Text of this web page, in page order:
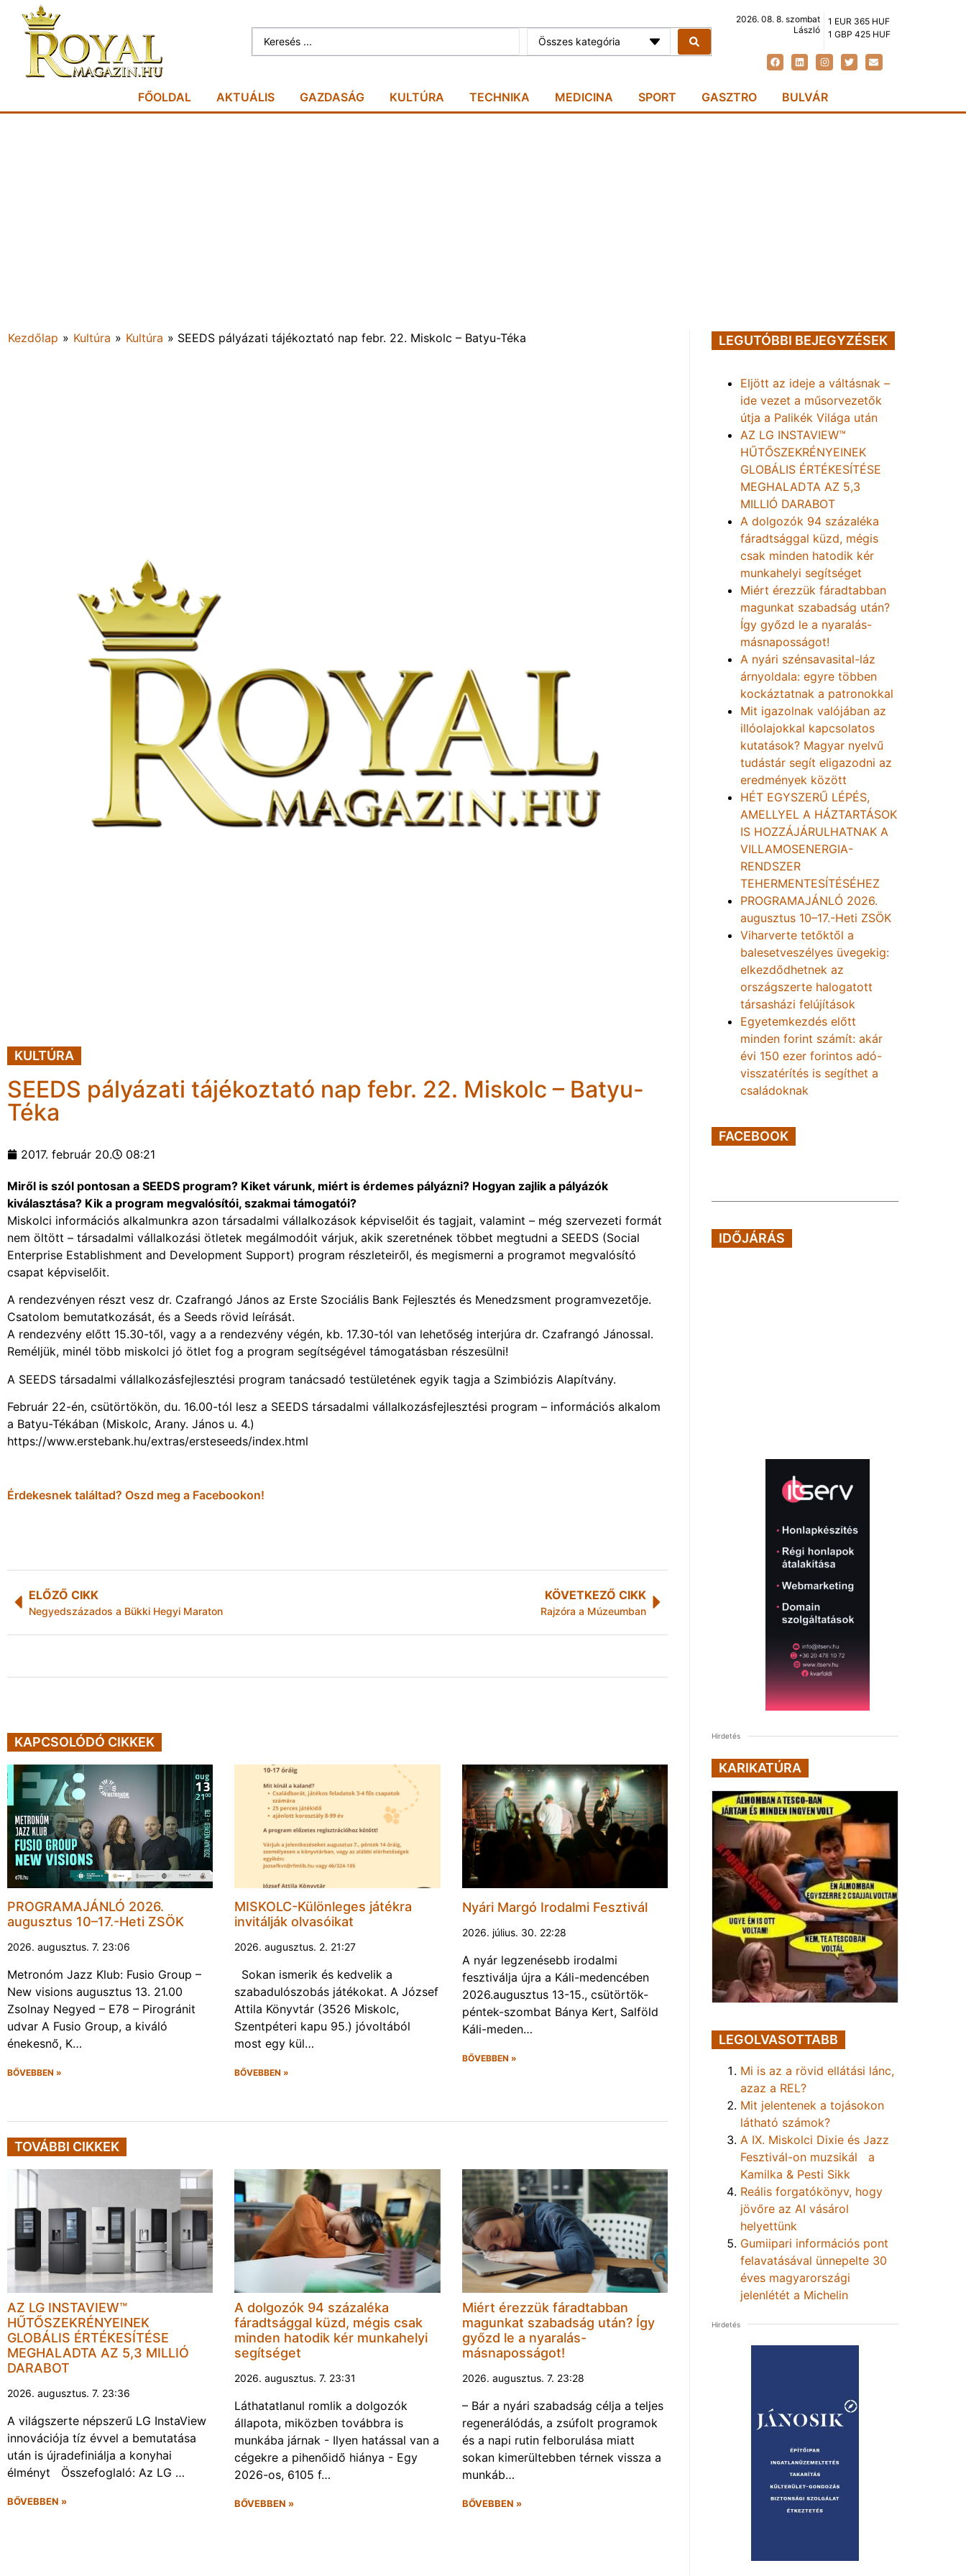
Összes kategória
2026. 08. 8. szombat
László
1 EUR 365 HUF
1 GBP 425 HUF
FŐOLDAL AKTUÁLIS GAZDASÁG KULTÚRA TECHNIKA MEDICINA SPORT GASZTRO BULVÁR
Kezdőlap » Kultúra » Kultúra » SEEDS pályázati tájékoztató nap febr. 22. Miskolc – Batyu-Téka
KULTÚRA
SEEDS pályázati tájékoztató nap febr. 22. Miskolc – Batyu-
Téka
2017. február 20. 08:21
Miről is szól pontosan a SEEDS program? Kiket várunk, miért is érdemes pályázni? Hogyan zajlik a pályázók
kiválasztása? Kik a program megvalósítói, szakmai támogatói?
Miskolci információs alkalmunkra azon társadalmi vállalkozások képviselőit és tagjait, valamint – még szervezeti formát
nem öltött – társadalmi vállalkozási ötletek megálmodóit várjuk, akik szeretnének többet megtudni a SEEDS (Social
Enterprise Establishment and Development Support) program részleteiről, és megismerni a programot megvalósító
csapat képviselőit.
A rendezvényen részt vesz dr. Czafrangó János az Erste Szociális Bank Fejlesztés és Menedzsment programvezetője.
Csatolom bemutatkozását, és a Seeds rövid leírását.
A rendezvény előtt 15.30-től, vagy a a rendezvény végén, kb. 17.30-tól van lehetőség interjúra dr. Czafrangó Jánossal.
Reméljük, minél több miskolci jó ötlet fog a program segítségével támogatásban részesülni!
A SEEDS társadalmi vállalkozásfejlesztési program tanácsadó testületének egyik tagja a Szimbiózis Alapítvány.
Február 22-én, csütörtökön, du. 16.00-tól lesz a SEEDS társadalmi vállalkozásfejlesztési program – információs alkalom
a Batyu-Tékában (Miskolc, Arany. János u. 4.)
https://www.erstebank.hu/extras/ersteseeds/index.html
Érdekesnek találtad? Oszd meg a Facebookon!
ELŐZŐ CIKK
Negyedszázados a Bükki Hegyi Maraton
KÖVETKEZŐ CIKK
Rajzóra a Múzeumban
KAPCSOLÓDÓ CIKKEK
PROGRAMAJÁNLÓ 2026.
augusztus 10–17.-Heti ZSÖK
2026. augusztus. 7. 23:06
Metronóm Jazz Klub: Fusio Group –
New visions augusztus 13. 21.00
Zsolnay Negyed – E78 – Pirogránit
udvar A Fusio Group, a kiváló
énekesnő, K…
BŐVEBBEN »
MISKOLC-Különleges játékra
invitálják olvasóikat
2026. augusztus. 2. 21:27
Sokan ismerik és kedvelik a
szabadulószobás játékokat. A József
Attila Könyvtár (3526 Miskolc,
Szentpéteri kapu 95.) jóvoltából
most egy kül…
BŐVEBBEN »
Nyári Margó Irodalmi Fesztivál
2026. július. 30. 22:28
A nyár legzenésebb irodalmi
fesztiválja újra a Káli-medencében
2026.augusztus 13-15., csütörtök-
péntek-szombat Bánya Kert, Salföld
Káli-meden…
BŐVEBBEN »
TOVÁBBI CIKKEK
AZ LG INSTAVIEW™
HŰTŐSZEKRÉNYEINEK
GLOBÁLIS ÉRTÉKESÍTÉSE
MEGHALADTA AZ 5,3 MILLIÓ
DARABOT
2026. augusztus. 7. 23:36
A világszerte népszerű LG InstaView
innovációja tíz évvel a bemutatása
után is újradefiniálja a konyhai
élményt Összefoglaló: Az LG …
BŐVEBBEN »
A dolgozók 94 százaléka
fáradtsággal küzd, mégis csak
minden hatodik kér munkahelyi
segítséget
2026. augusztus. 7. 23:31
Láthatatlanul romlik a dolgozók
állapota, miközben továbbra is
munkába járnak - Ilyen hatással van a
cégekre a pihenőidő hiánya - Egy
2026-os, 6105 f…
BŐVEBBEN »
Miért érezzük fáradtabban
magunkat szabadság után? Így
győzd le a nyaralás-
másnaposságot!
2026. augusztus. 7. 23:28
– Bár a nyári szabadság célja a teljes
regenerálódás, a zsúfolt programok
és a napi rutin felborulása miatt
sokan kimerültebben térnek vissza a
munkáb…
BŐVEBBEN »
LEGUTÓBBI BEJEGYZÉSEK
Eljött az ideje a váltásnak –
ide vezet a műsorvezetők
útja a Palikék Világa után
AZ LG INSTAVIEW™
HŰTŐSZEKRÉNYEINEK
GLOBÁLIS ÉRTÉKESÍTÉSE
MEGHALADTA AZ 5,3
MILLIÓ DARABOT
A dolgozók 94 százaléka
fáradtsággal küzd, mégis
csak minden hatodik kér
munkahelyi segítséget
Miért érezzük fáradtabban
magunkat szabadság után?
Így győzd le a nyaralás-
másnaposságot!
A nyári szénsavasital-láz
árnyoldala: egyre többen
kockáztatnak a patronokkal
Mit igazolnak valójában az
illóolajokkal kapcsolatos
kutatások? Magyar nyelvű
tudástár segít eligazodni az
eredmények között
HÉT EGYSZERŰ LÉPÉS,
AMELLYEL A HÁZTARTÁSOK
IS HOZZÁJÁRULHATNAK A
VILLAMOSENERGIA-
RENDSZER
TEHERMENTESÍTÉSÉHEZ
PROGRAMAJÁNLÓ 2026.
augusztus 10–17.-Heti ZSÖK
Viharverte tetőktől a
balesetveszélyes üvegekig:
elkezdődhetnek az
országszerte halogatott
társasházi felújítások
Egyetemkezdés előtt
minden forint számít: akár
évi 150 ezer forintos adó-
visszatérítés is segíthet a
családoknak
FACEBOOK
IDŐJÁRÁS
Hirdetés
KARIKATÚRA
LEGOLVASOTTABB
Mi is az a rövid ellátási lánc,
azaz a REL?
Mit jelentenek a tojásokon
látható számok?
A IX. Miskolci Dixie és Jazz
Fesztivál-on muzsikál a
Kamilka & Pesti Sikk
Reális forgatókönyv, hogy
jövőre az AI vásárol
helyettünk
Gumiipari információs pont
felavatásával ünnepelte 30
éves magyarországi
jelenlétét a Michelin
Hirdetés